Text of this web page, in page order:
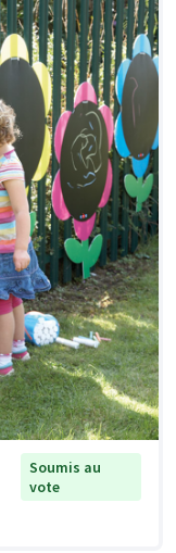
Soumis au
vote